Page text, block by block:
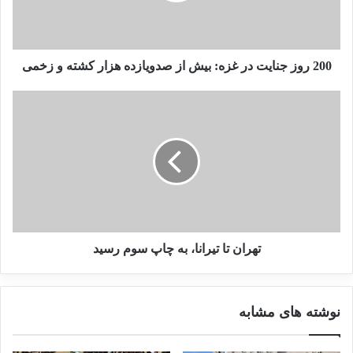
صدر از نخست وزیری توسط مجلش، به صورت رسمی عملیات
زده است. کارنامه جنایت‌های گروهک تروریستی منافقین، تاریخی
در کارنامه این گروهک تروریستی فهرست بلندی از ترور
شخصیت‌های سیاسی، علمی و مذهبی ایران وجود دارد؛ ترور ۷۲
200 روز جنایت در غزه: بیش از صدویازده هزار کشته و زخمی
تهران تا تیرانا، به چاپ سوم رسید
نوشته های مشابه